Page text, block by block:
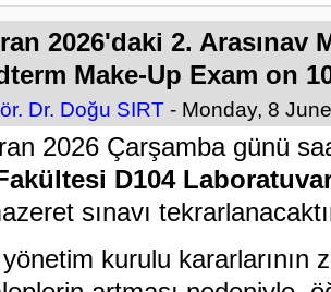
2026'daki 2. Arasınav
Make-Up Exam on
Dr. Doğu SIRT - Monday, 8
2026 Çarşamba günü
D104
sınavı
kurulu kararlarının